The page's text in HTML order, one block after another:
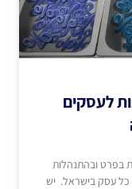
לעסקים
בפרט ובהתנהלות
כל עסק בישראל. יש